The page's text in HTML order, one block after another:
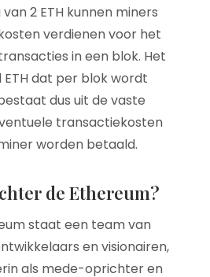
2 ETH kunnen miners
verdienen voor het
in een blok. Het
dat per blok wordt
dus uit de vaste
transactiekosten
worden betaald.
de Ethereum?
staat een team van
en visionairen,
als mede-oprichter en